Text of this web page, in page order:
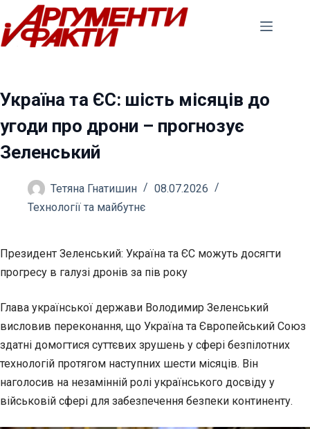
Перейти
до
вмісту
Україна та ЄС: шість місяців до
угоди про дрони – прогнозує
Зеленський
Тетяна Гнатишин
08.07.2026
Технології та майбутнє
Президент Зеленський: Україна та ЄС можуть досягти
прогресу в галузі дронів за пів року
Глава української держави Володимир Зеленський
висловив переконання, що Україна та Європейський Союз
здатні домогтися суттєвих зрушень у сфері безпілотних
технологій протягом наступних шести місяців. Він
наголосив на незамінній ролі українського досвіду у
військовій сфері для забезпечення безпеки континенту.